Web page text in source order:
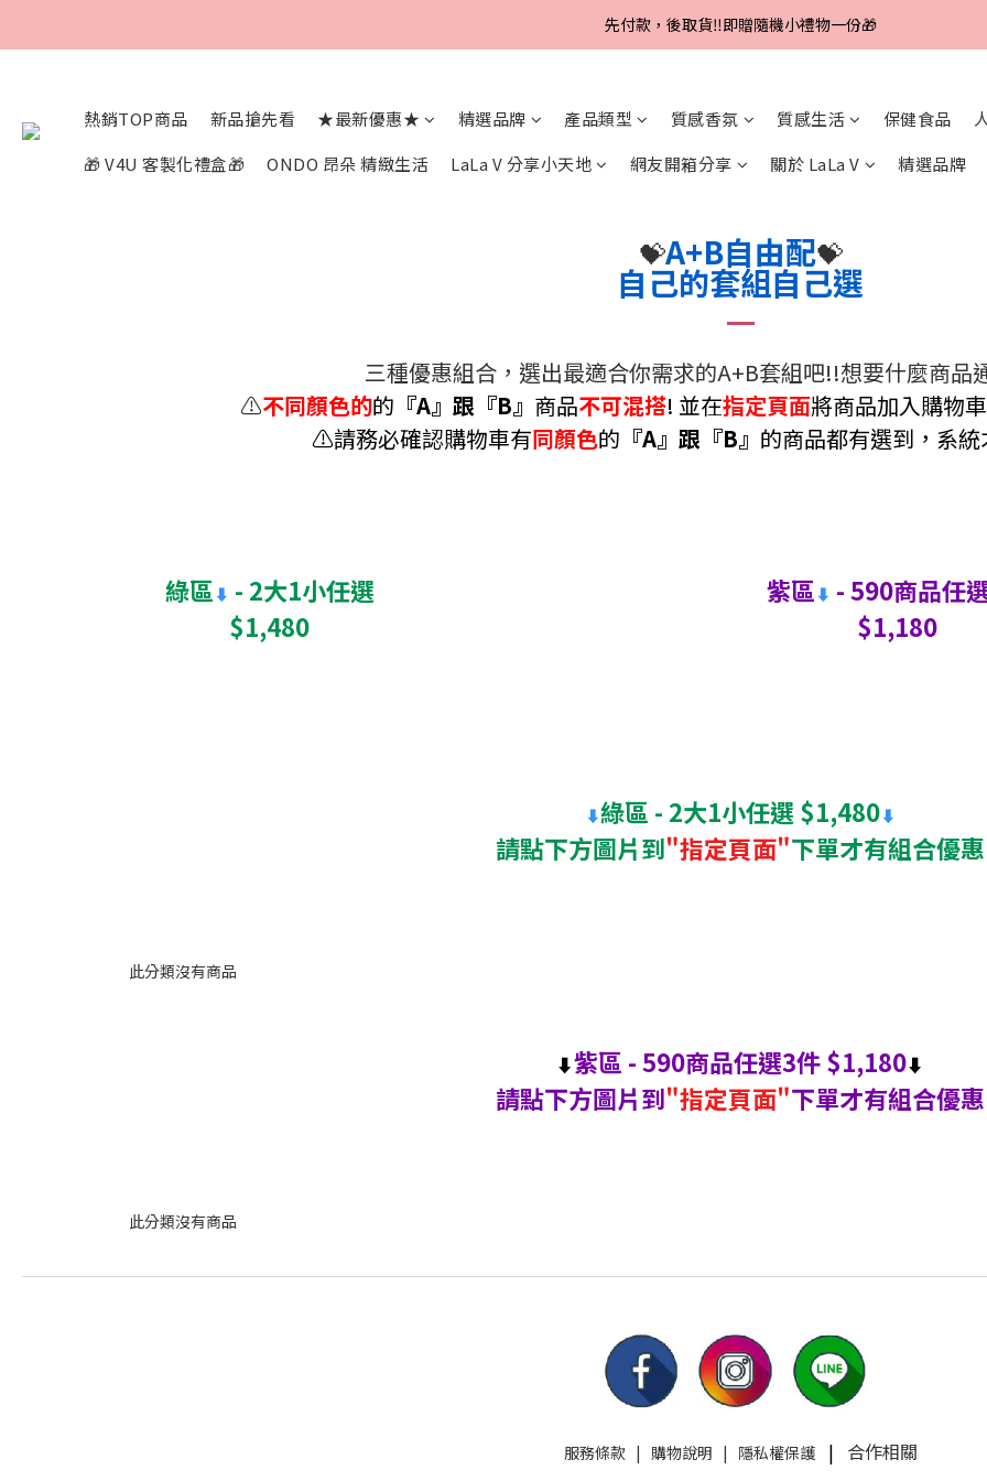
Line好友招募中，首購、回購皆贈100元
先付款，後取貨‼️即贈隨機小禮物一份🎁
熱銷TOP商品 新品搶先看 ★最新優惠★ 精選品牌 產品類型 質感香氛 質感生活 保健食品
🎁 V4U 客製化禮盒🎁
ONDO 昂朵 精緻生活 LaLa V 分享小天地 網友開箱分享 關於 LaLa V 精選品牌
💝A+B自由配💝
自己的套組自己選
三種優惠組合，選出最適合你需求的A+B套組吧!!想要什麼商品
⚠不同顏色的的 『A』跟『B』 商品不可混搭! 並在指定頁面將商品加入購物
⚠請務必確認購物車有同顏色的 『A』跟『B』 的商品都有選到 ， 系
綠區 ⬇ - 2大1小任選
$1,480
紫區 ⬇ - 590商品任
$1,180
⬇綠區 - 2大1小任選 $1,480⬇
請點下方圖片到"指定頁面"下單才有組合優惠
此分類沒有商品
⬇紫區 -590商品任選3件 $1,180⬇
請點下方圖片到"指定頁面"下單才有組合優惠
此分類沒有商品
服務條款| 購物說明 | 隱私權保護| 合作相關